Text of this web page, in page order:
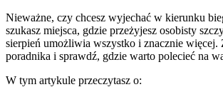
Nieważne, czy chcesz wyjechać w kierunku
szukasz miejsca, gdzie przeżyjesz osobisty
sierpień umożliwia wszystko i znacznie więcej.
poradnika i sprawdź, gdzie warto polecieć na
W tym artykule przeczytasz o: